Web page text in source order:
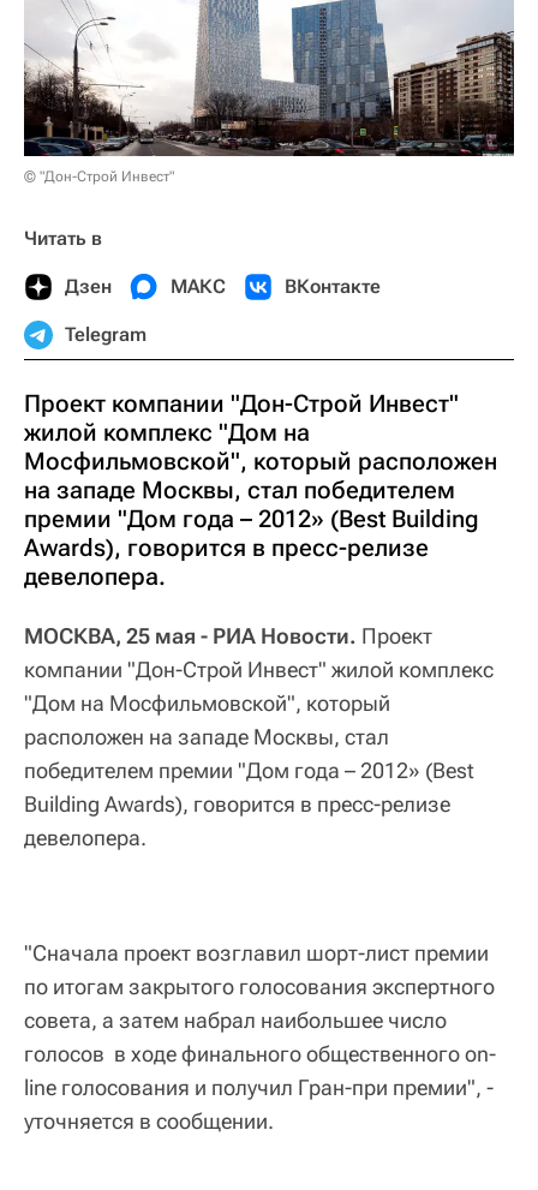
© "Дон-Строй Инвест"
Читать в
Дзен МАКС ВКонтакте
Telegram
Проект компании "Дон-Строй Инвест"
жилой комплекс "Дом на
Мосфильмовской", который расположен
на западе Москвы, стал победителем
премии "Дом года – 2012» (Best Building
Awards), говорится в пресс-релизе
девелопера.
МОСКВА, 25 мая - РИА Новости. Проект
компании "Дон-Строй Инвест" жилой комплекс
"Дом на Мосфильмовской", который
расположен на западе Москвы, стал
победителем премии "Дом года – 2012» (Best
Building Awards), говорится в пресс-релизе
девелопера.
"Сначала проект возглавил шорт-лист премии
по итогам закрытого голосования экспертного
совета, а затем набрал наибольшее число
голосов в ходе финального общественного on-
line голосования и получил Гран-при премии", -
уточняется в сообщении.